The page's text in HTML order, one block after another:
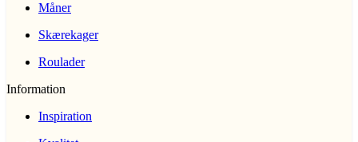
Måner
Skærekager
Roulader
Information
Inspiration